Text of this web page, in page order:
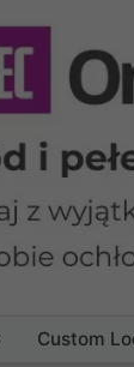
Custom